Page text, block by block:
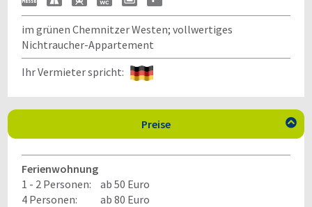
im grünen Chemnitzer Westen; vollwertiges
Nichtraucher-Appartement
Ihr Vermieter spricht:
Preise 
Ferienwohnung
1 - 2 Personen:
ab 50 Euro
4 Personen:
ab 80 Euro